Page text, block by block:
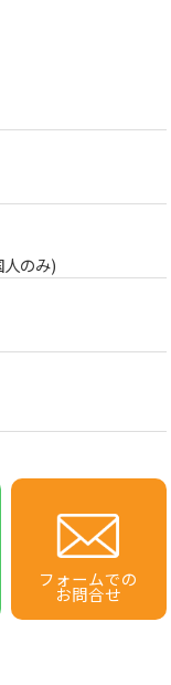
のみ)
フォームでの
お問合せ